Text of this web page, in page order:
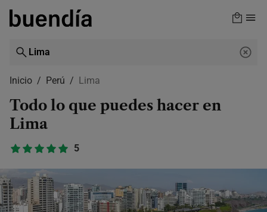
Skip
content
Inicio Perú Lima
Todo lo que puedes hacer en
Lima
5